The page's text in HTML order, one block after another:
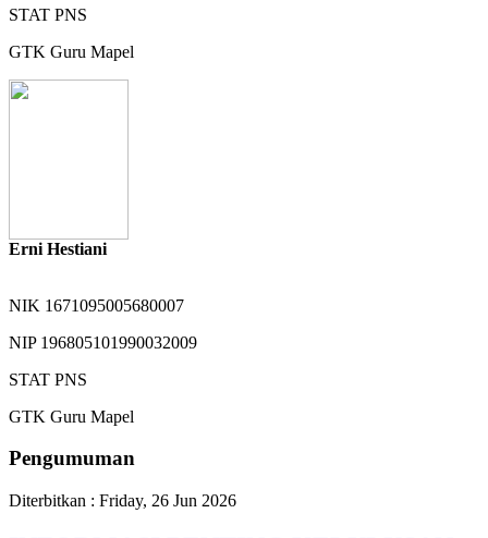
STAT PNS
GTK Guru Mapel
Erni Hestiani
NIK 1671095005680007
NIP 196805101990032009
STAT PNS
GTK Guru Mapel
Pengumuman
Diterbitkan : Friday, 26 Jun 2026